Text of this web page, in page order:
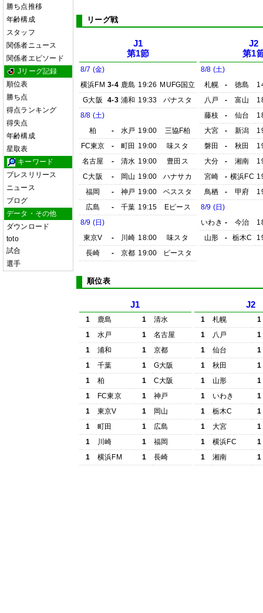
勝ち点推移
年齢構成
スタッフ
関係者ニュース
関係者エピソード
Jリーグ記録
順位表
勝ち点
得点ランキング
得失点
年齢構成
星取表
キーワード
プレスリリース
ニュース
ブログ
データ・その他
ダウンロード
toto
試合
選手
リーグ戦
J1
第1節
8/7 (金)
横浜FM 3-4 鹿島 19:26 MUFG国立
G大阪
4-3 浦和 19:33
パナスタ
8/8 (土)
柏
- 水戸 19:00
三協F柏
FC東京
- 町田 19:00
味スタ
名古屋
- 清水 19:00
豊田ス
C大阪
- 岡山 19:00
ハナサカ
福岡
- 神戸 19:00
ベススタ
広島
- 千葉 19:15
Eピース
8/9 (日)
東京V
- 川崎 18:00
味スタ
長崎
- 京都 19:00 ピースタ
J2
第1
8/8 (土)
札幌
- 徳島
八戸
- 富山
藤枝
- 仙台
大宮
- 新潟
磐田
- 秋田
大分
- 湘南
宮崎
- 横浜FC
鳥栖
- 甲府
8/9 (日)
いわき - 今治
山形
- 栃木C
順位表
J1
1 鹿島 1
清水
1
水戸 1
名古屋
1
浦和 1
京都
1
千葉 1
G大阪
1
柏 1
C大阪
1
FC東京 1
神戸
1
東京V 1
岡山
1
町田 1
広島
1
川崎 1
福岡
1
横浜FM 1 長崎
J2
1 札幌
1
1
八戸
1
1
仙台
1
1
秋田
1
1
山形
1
1
いわき
1
1
栃木C
1
1
大宮
1
1
横浜FC
1
1
湘南 1